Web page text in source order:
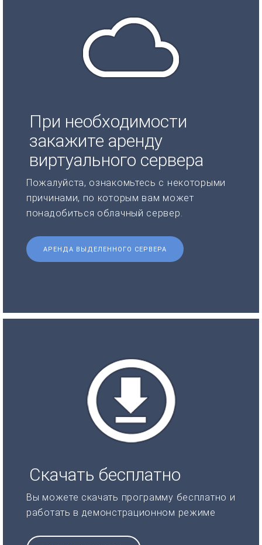
При необходимости
закажите аренду
виртуального сервера
Пожалуйста, ознакомьтесь с некоторыми
причинами, по которым вам может
понадобиться облачный сервер.
АРЕНДА ВЫДЕЛЕННОГО СЕРВЕРА
Скачать бесплатно
Вы можете скачать программу бесплатно и
работать в демонстрационном режиме